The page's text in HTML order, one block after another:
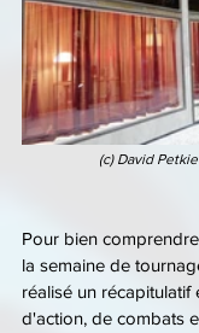
(c) David
Pour bien comprendre
la semaine de
réalisé un
d'action, de combats